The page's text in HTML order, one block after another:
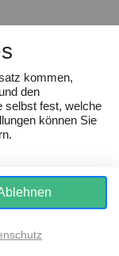
kommen,
den
selbst fest, welche
können Sie